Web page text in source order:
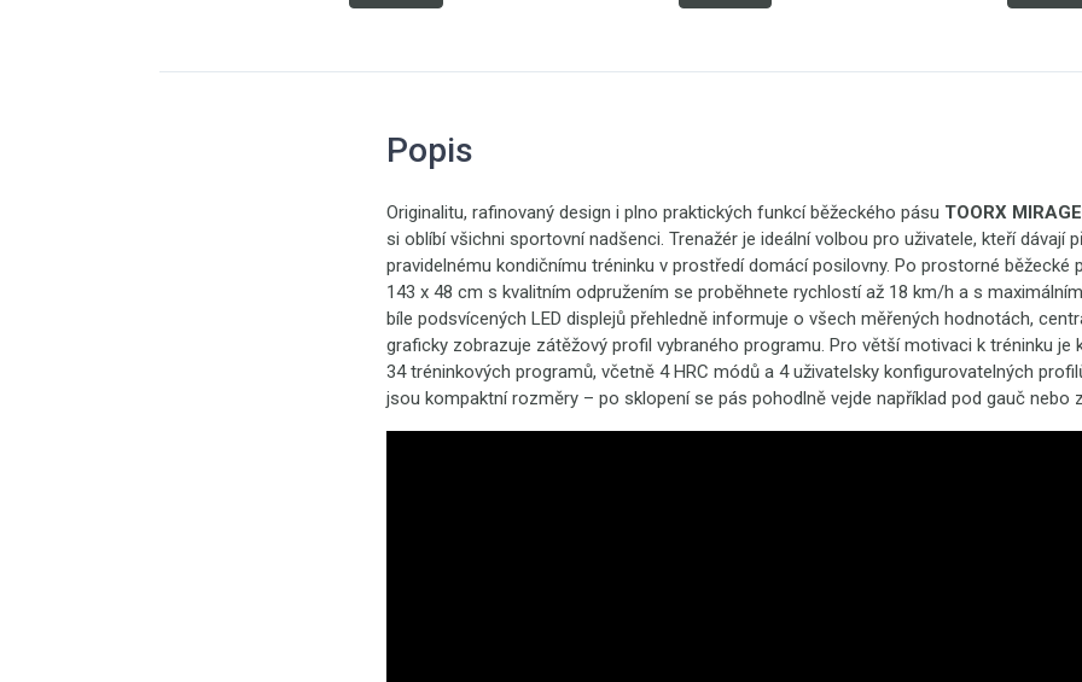
Popis
Originalitu, rafinovaný design i plno praktických funkcí běžeckého pásu TOORX
si oblíbí všichni sportovní nadšenci. Trenažér je ideální volbou pro uživatele, kteří dávají
pravidelnému kondičnímu tréninku v prostředí domácí posilovny. Po prostorné běžecké
143 x 48 cm s kvalitním odpružením se proběhnete rychlostí až 18 km/h a s
bíle podsvícených LED displejů přehledně informuje o všech měřených hodnotách,
graficky zobrazuje zátěžový profil vybraného programu. Pro větší motivaci k tréninku je
34 tréninkových programů, včetně 4 HRC módů a 4 uživatelsky konfigurovatelných
jsou kompaktní rozměry – po sklopení se pás pohodlně vejde například pod gauč nebo